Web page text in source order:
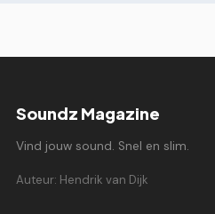
Soundz Magazine
Vind jouw sound. Snel en slim.
Auteur: Hendrik van Dijk